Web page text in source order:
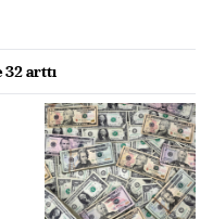
32 arttı